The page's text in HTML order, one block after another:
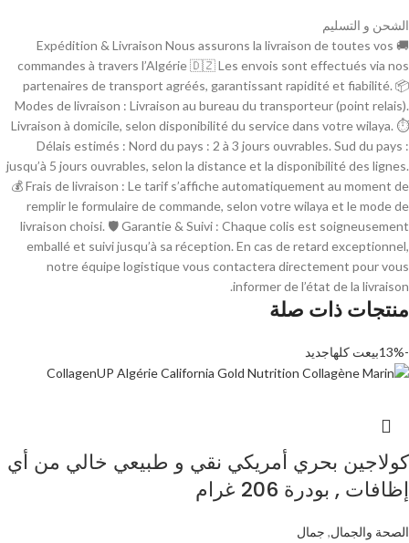
الشحن و التسليم
🚚 Expédition & Livraison Nous assurons la livraison de toutes vos
commandes à travers l’Algérie 🇩🇿 Les envois sont effectués via nos
partenaires de transport agréés, garantissant rapidité et fiabilité. 📦
Modes de livraison : Livraison au bureau du transporteur (point relais).
Livraison à domicile, selon disponibilité du service dans votre wilaya. ⏱
Délais estimés : Nord du pays : 2 à 3 jours ouvrables. Sud du pays :
jusqu’à 5 jours ouvrables, selon la distance et la disponibilité des lignes.
💰 Frais de livraison : Le tarif s’affiche automatiquement au moment de
remplir le formulaire de commande, selon votre wilaya et le mode de
livraison choisi. 🛡 Garantie & Suivi : Chaque colis est soigneusement
emballé et suivi jusqu’à sa réception. En cas de retard exceptionnel,
notre équipe logistique vous contactera directement pour vous
informer de l’état de la livraison.
منتجات ذات صلة
-13% بيعت كلهاجديد
كولاجين بحري أمريكي نقي و طبيعي خالي من أي
إظافات , بودرة 206 غرام
الصحة والجمال, جمال